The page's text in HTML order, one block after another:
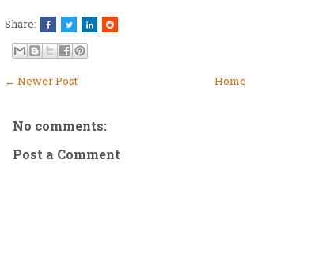
Share:
← Newer Post Home
No comments:
Post a Comment